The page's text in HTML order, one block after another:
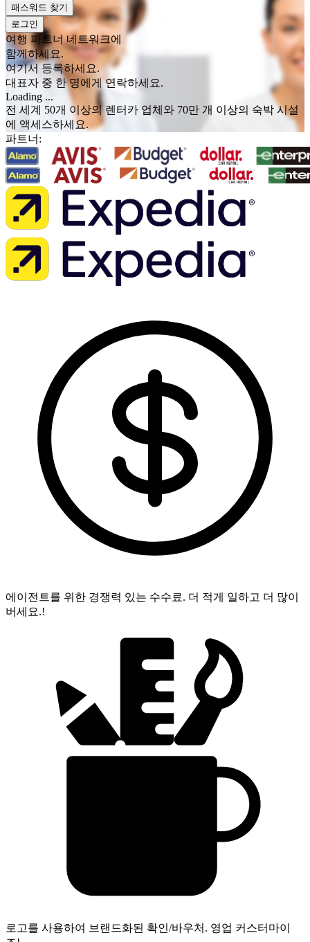
패스워드 찾기
로그인
여행 파트너 네트워크에
함께하세요.
여기서 등록하세요.
대표자 중 한 명에게 연락하세요.
Loading ...
전 세계 50개 이상의 렌터카 업체와 70만 개 이상의 숙박 시설
에 액세스하세요.
파트너:
에이전트를 위한 경쟁력 있는 수수료. 더 적게 일하고 더 많이
버세요.!
로고를 사용하여 브랜드화된 확인/바우처. 영업 커스터마이